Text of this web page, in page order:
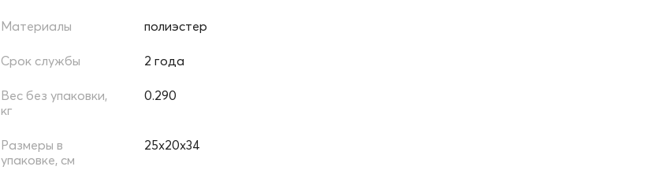
Материалы полиэстер
Срок службы 2 года
Вес без упаковки,
кг
0.290
Размеры в
упаковке, см
25х20х34